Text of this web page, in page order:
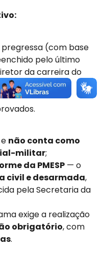
(com base
pelo último
da carreira do
e não conta como
militar;
da PMESP — o
civil e desarmada,
pela Secretaria da
exige a realização
obrigatório, com
.